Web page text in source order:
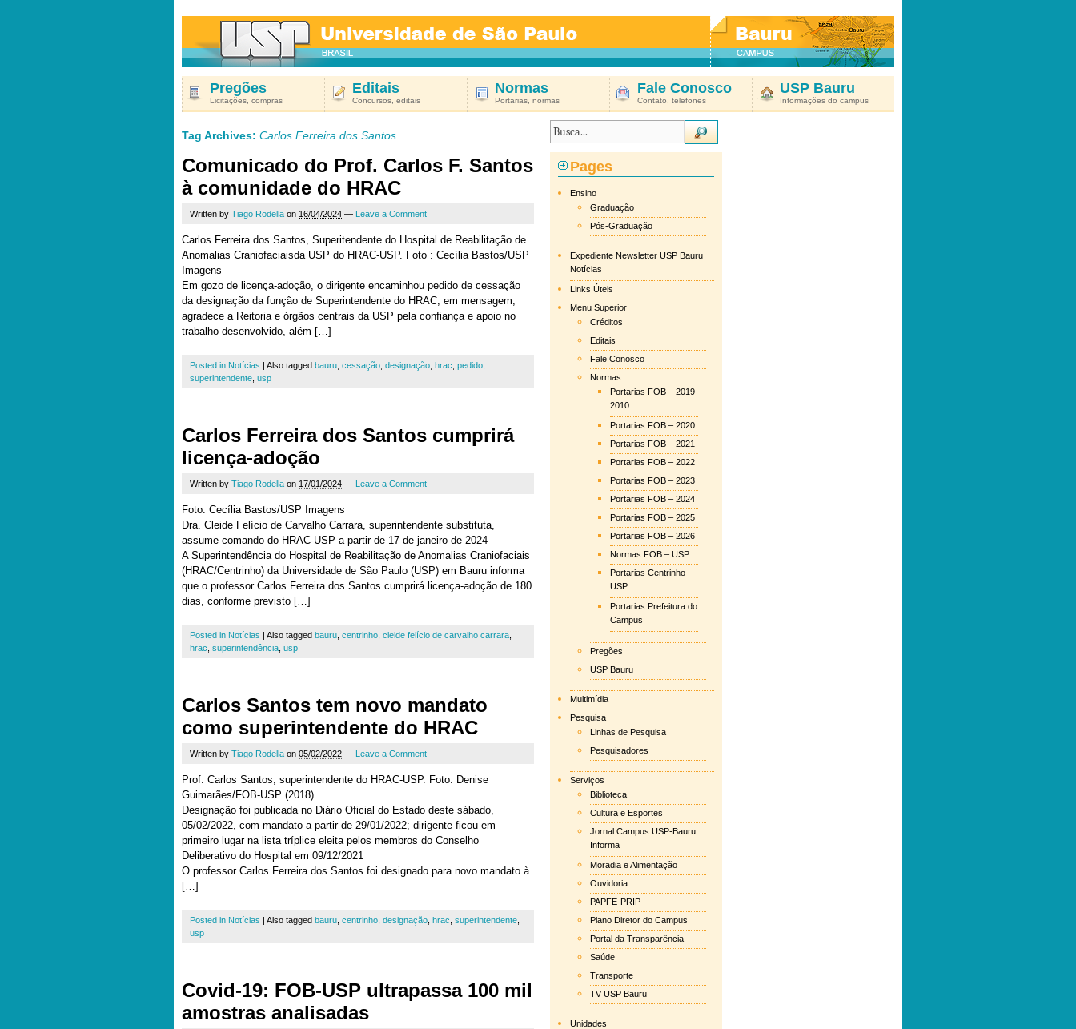
Pregões
Licitações, compras
Editais
Concursos, editais
Normas
Portarias, normas
Fale Conosco
Contato, telefones
USP Bauru
Informações do campus
Tag Archives: Carlos Ferreira dos Santos
Comunicado do Prof. Carlos F. Santos
à comunidade do HRAC
Written by Tiago Rodella on 16/04/2024 — Leave a Comment
Carlos Ferreira dos Santos, Superitendente do Hospital de Reabilitação de
Anomalias Craniofaciaisda USP do HRAC-USP. Foto : Cecília Bastos/USP
Imagens
Em gozo de licença-adoção, o dirigente encaminhou pedido de cessação
da designação da função de Superintendente do HRAC; em mensagem,
agradece a Reitoria e órgãos centrais da USP pela confiança e apoio no
trabalho desenvolvido, além […]
Posted in Notícias | Also tagged bauru cessação designação hrac pedido
superintendente usp
Carlos Ferreira dos Santos cumprirá
licença-adoção
Written by Tiago Rodella on 17/01/2024 — Leave a Comment
Foto: Cecília Bastos/USP Imagens
Dra. Cleide Felício de Carvalho Carrara, superintendente substituta,
assume comando do HRAC-USP a partir de 17 de janeiro de 2024
A Superintendência do Hospital de Reabilitação de Anomalias Craniofaciais
(HRAC/Centrinho) da Universidade de São Paulo (USP) em Bauru informa
que o professor Carlos Ferreira dos Santos cumprirá licença-adoção de 180
dias, conforme previsto […]
Posted in Notícias | Also tagged bauru centrinho cleide felício de carvalho carrara
hrac superintendência usp
Carlos Santos tem novo mandato
como superintendente do HRAC
Written by Tiago Rodella on 05/02/2022 — Leave a Comment
Prof. Carlos Santos, superintendente do HRAC-USP. Foto: Denise
Guimarães/FOB-USP (2018)
Designação foi publicada no Diário Oficial do Estado deste sábado,
05/02/2022, com mandato a partir de 29/01/2022; dirigente ficou em
primeiro lugar na lista tríplice eleita pelos membros do Conselho
Deliberativo do Hospital em 09/12/2021
O professor Carlos Ferreira dos Santos foi designado para novo mandato à
[…]
Posted in Notícias | Also tagged bauru centrinho designação hrac superintendente
usp
Covid-19: FOB-USP ultrapassa 100 mil
amostras analisadas
Pages
Ensino
Graduação
Pós-Graduação
Expediente Newsletter USP Bauru
Notícias
Links Úteis
Menu Superior
Créditos
Editais
Fale Conosco
Normas
Portarias FOB – 2019-
2010
Portarias FOB – 2020
Portarias FOB – 2021
Portarias FOB – 2022
Portarias FOB – 2023
Portarias FOB – 2024
Portarias FOB – 2025
Portarias FOB – 2026
Normas FOB – USP
Portarias Centrinho-
USP
Portarias Prefeitura do
Campus
Pregões
USP Bauru
Multimídia
Pesquisa
Linhas de Pesquisa
Pesquisadores
Serviços
Biblioteca
Cultura e Esportes
Jornal Campus USP-Bauru
Informa
Moradia e Alimentação
Ouvidoria
PAPFE-PRIP
Plano Diretor do Campus
Portal da Transparência
Saúde
Transporte
TV USP Bauru
Unidades